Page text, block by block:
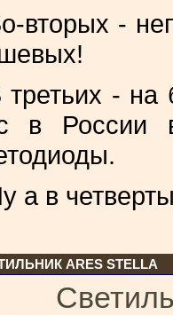
вторых -
третьих - на
в России
а в
ARES STELLA